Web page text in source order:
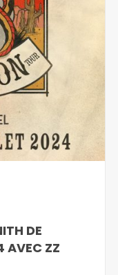
DE
AVEC ZZ